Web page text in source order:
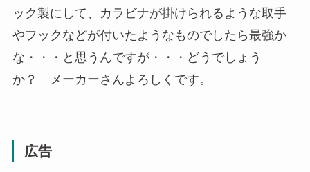
ック製にして、カラビナが掛けられるような取手
やフックなどが付いたようなものでしたら最強か
な・・・と思うんですが・・・どうでしょう
か？ メーカーさんよろしくです。
広告